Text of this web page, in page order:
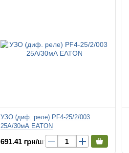
УЗО (диф. реле) PF4-25/2/003
25А/30мА EATON
691.41 грн/шт.